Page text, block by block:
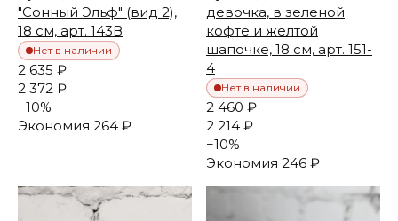
"Сонный Эльф" (вид 2),
18 см, арт. 143В
Нет в наличии
2 635 ₽
2 372 ₽
−10%
Экономия 264 ₽
девочка, в зеленой
кофте и желтой
шапочке, 18 см, арт. 151-
4
Нет в наличии
2 460 ₽
2 214 ₽
−10%
Экономия 246 ₽